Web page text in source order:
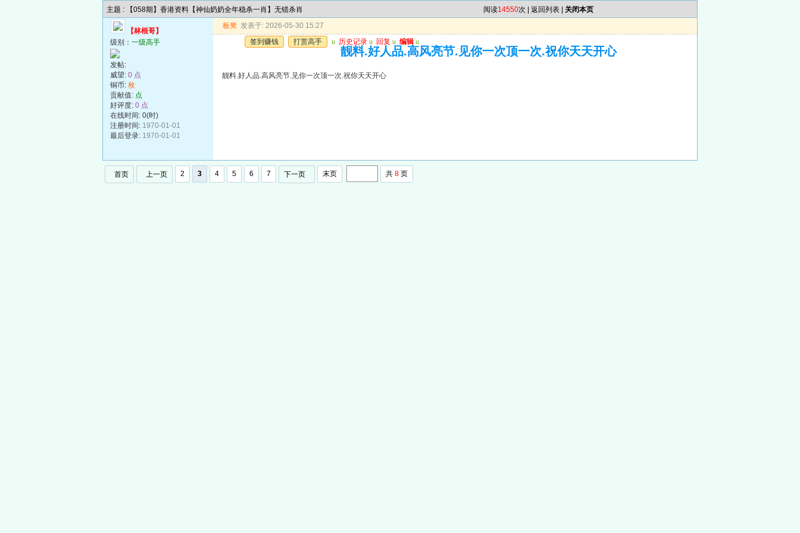
主题 : 【058期】香港资料【神仙奶奶全年稳杀一肖】无错杀肖 阅读14550次 | 返回列表 关闭本页
【林根哥】
级别： 一级高手
发帖:
威望: 0 点
铜币: 枚
贡献值: 点
好评度: 0 点
在线时间: 0(时)
注册时间: 1970-01-01
最后登录: 1970-01-01
板凳 发表于: 2026-05-30 15:27
签到赚钱
打赏高手 u 历史记录 u 回复 u 编辑 u
靓料.好人品.高风亮节.见你一次顶一次.祝你天天开心
靓料.好人品.高风亮节.见你一次顶一次.祝你天天开心
首页 上一页 2 3 4 5 6 7 下一页 末页 共 8 页